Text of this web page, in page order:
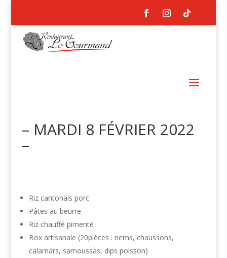
– MARDI 8 FÉVRIER 2022
–
Riz cantonais porc
Pâtes au beurre
Riz chauffé pimenté
Box artisanale (20pièces : nems, chaussons,
calamars, samoussas, dips poisson)